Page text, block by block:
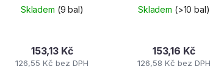
Skladem (9 bal)
126,55 Kč bez DPH
153,13 Kč
Skladem (>10 bal)
126,58 Kč bez DPH
153,16 Kč